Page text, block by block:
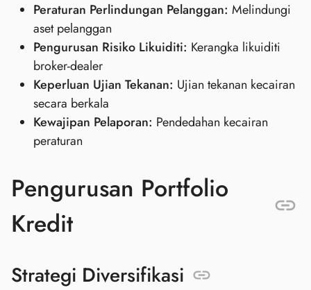
Peraturan Perlindungan Pelanggan: Melindungi
aset pelanggan
Pengurusan Risiko Likuiditi: Kerangka likuiditi
broker-dealer
Keperluan Ujian Tekanan: Ujian tekanan kecairan
secara berkala
Kewajipan Pelaporan: Pendedahan kecairan
peraturan
Pengurusan Portfolio
Kredit
Strategi Diversifikasi